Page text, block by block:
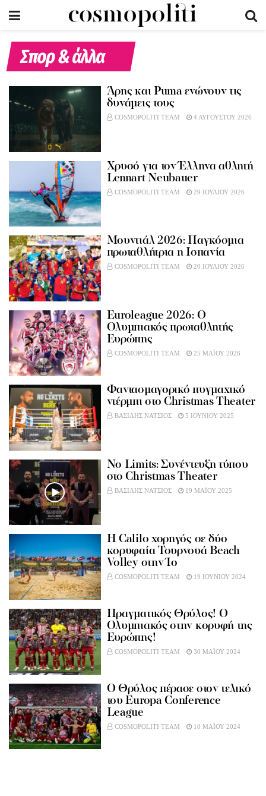
Σπορ & άλλα
Άρης και Puma ενώνουν τις
δυνάμεις τους
COSMOPOLITI TEAM 4 ΑΥΓΟΥΣΤΟΥ 2026
Χρυσό για τον Έλληνα αθλητή
Lennart Neubauer
COSMOPOLITI TEAM 29 ΙΟΥΛΙΟΥ 2026
Mουντιάλ 2026: Παγκόσμια
πρωταθλήτρια η Ισπανία
COSMOPOLITI TEAM 20 ΙΟΥΛΙΟΥ 2026
Euroleague 2026: O
Ολυμπιακός πρωταθλητής
Ευρώπης
COSMOPOLITI TEAM 25 ΜΑΪΟΥ 2026
Φαντασμαγορικό πυγμαχικό
ντέρμπι στο Christmas Theater
ΒΑΣΙΛΗΣ ΝΑΤΣΙΟΣ 5 ΙΟΥΝΙΟΥ 2025
No Limits: Συνέντευξη τύπου
στο Christmas Theater
ΒΑΣΙΛΗΣ ΝΑΤΣΙΟΣ 19 ΜΑΪΟΥ 2025
Η Calilo χορηγός σε δύο
κορυφαία Τουρνουά Beach
Volley στην Ίο
COSMOPOLITI TEAM 19 ΙΟΥΝΙΟΥ 2024
Πραγματικός Θρύλος! Ο
Ολυμπιακός στην κορυφή της
Ευρώπης!
COSMOPOLITI TEAM 30 ΜΑΪΟΥ 2024
Ο Θρύλος πέρασε στον τελικό
του Europa Conference
League
COSMOPOLITI TEAM 10 ΜΑΪΟΥ 2024